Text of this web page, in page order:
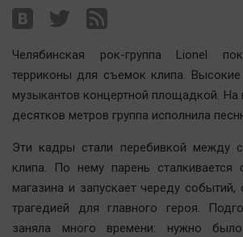
Архив
Наша победа
Общество
Политика
Экономика
Происшествия
Здоровье
Культура
Курилка
Челябинская рок-группа Lionel
терриконы для съемок клипа.
музыкантов концертной площадкой. На
десятков метров группа исполнила
Эти кадры стали перебивкой между
клипа. По нему парень сталкивается
магазина и запускает череду
трагедией для главного героя.
заняла много времени: нужно